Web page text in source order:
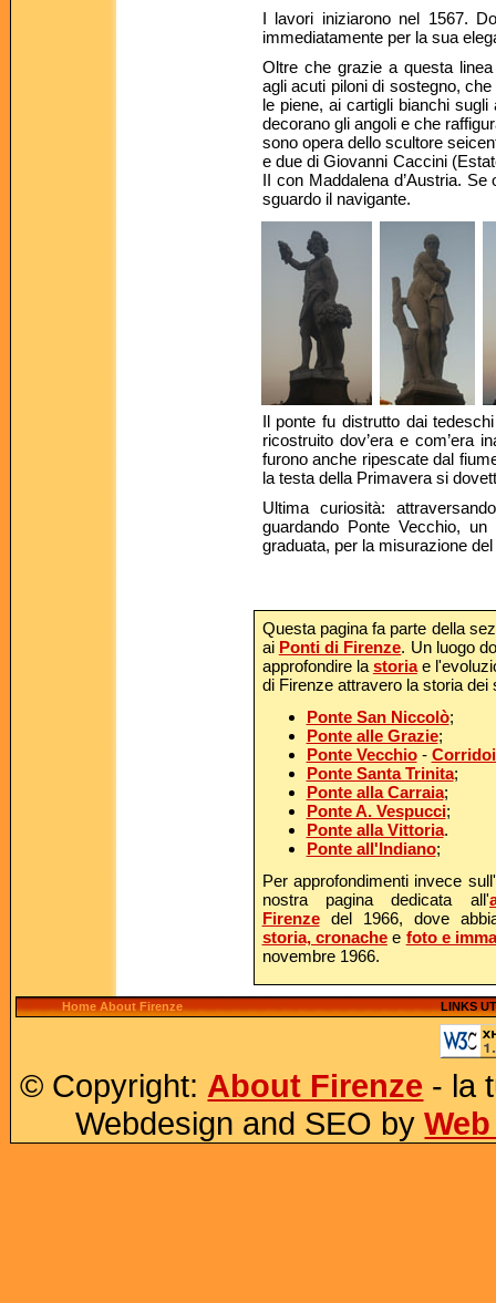
I lavori iniziarono nel 1567.
immediatamente per la sua
Oltre che grazie a questa
agli acuti piloni di sostegno,
le piene, ai cartigli bianchi
decorano gli angoli e che
sono opera dello scultore
e due di Giovanni Caccini
II con Maddalena d’Austria.
sguardo il navigante.
Il ponte fu distrutto dai
ricostruito dov’era e com’era
furono anche ripescate dal
la testa della Primavera si
Ultima curiosità:
guardando Ponte Vecchio,
graduata, per la misurazione del
Questa pagina fa parte della
ai Ponti di Firenze. Un luogo
approfondire lastoriae
di Firenze attravero la storia dei
Ponte San Niccolò;
Ponte alle Grazie;
Ponte Vecchio-
Ponte Santa Trinita;
Ponte alla Carraia;
Ponte A. Vespucci;
Ponte alla Vittoria.
Ponte all'Indiano;
Per approfondimenti invece
nostra pagina dedicata all'
Firenzedel 1966, dove
storia, cronachee foto e
novembre 1966.
Home About Firenze LINKS
© Copyright: About Firenze - la
Webdesign and SEO by